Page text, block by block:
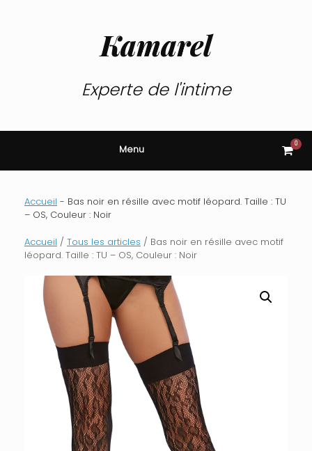
Kamarel
Experte de l'intime
Menu View
cart
0
Accueil - Bas noir en résille avec motif léopard. Taille : TU
– OS, Couleur : Noir
Accueil / Tous les articles / Bas noir en résille avec motif
léopard. Taille : TU – OS, Couleur : Noir